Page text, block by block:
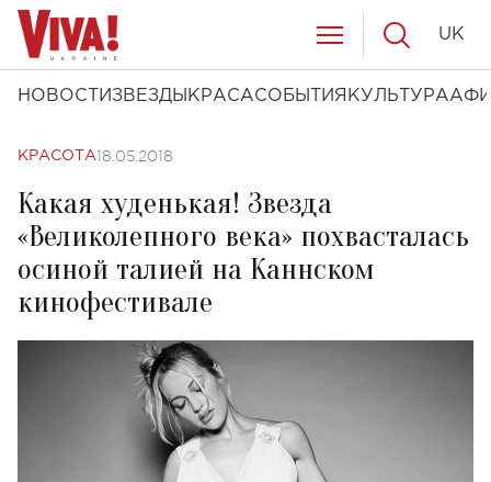
НОВОСТИ ЗВЕЗДЫ КРАСАСОБЫТИЯ КУЛЬТУРА
UK
КРАСОТА18.05.2018
Какая худенькая! Звезда
«Великолепного века» похвасталась
осиной талией на Каннском
кинофестивале